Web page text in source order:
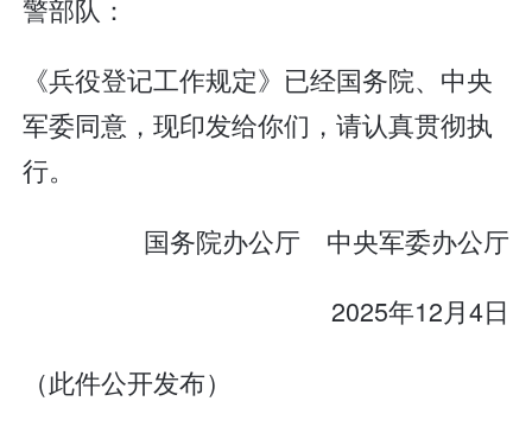
警部队：
《兵役登记工作规定》已经国务院、中央
军委同意，现印发给你们，请认真贯彻执
行。
国务院办公厅 中央军委办公厅
2025年12月4日
（此件公开发布）